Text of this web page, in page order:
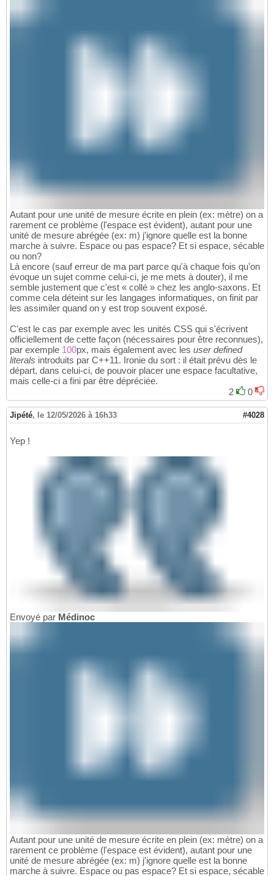
Autant pour une unité de mesure écrite en plein (ex: mètre) on a
rarement ce problème (l'espace est évident), autant pour une
unité de mesure abrégée (ex: m) j'ignore quelle est la bonne
marche à suivre. Espace ou pas espace? Et si espace, sécable
ou non?
Là encore (sauf erreur de ma part parce qu'à chaque fois qu'on
évoque un sujet comme celui-ci, je me mets à douter), il me
semble justement que c'est « collé » chez les anglo-saxons. Et
comme cela déteint sur les langages informatiques, on finit par
les assimiler quand on y est trop souvent exposé.
C'est le cas par exemple avec les unités CSS qui s'écrivent
officiellement de cette façon (nécessaires pour être reconnues),
par exemple 100px, mais également avec les user defined
literals introduits par C++11. Ironie du sort : il était prévu dès le
départ, dans celui-ci, de pouvoir placer une espace facultative,
mais celle-ci a fini par être dépréciée.
2
0
Jipété, le 12/05/2026 à 16h33 #4028
Yep !
Envoyé par Médinoc
Autant pour une unité de mesure écrite en plein (ex: mètre) on a
rarement ce problème (l'espace est évident), autant pour une
unité de mesure abrégée (ex: m) j'ignore quelle est la bonne
marche à suivre. Espace ou pas espace? Et si espace, sécable